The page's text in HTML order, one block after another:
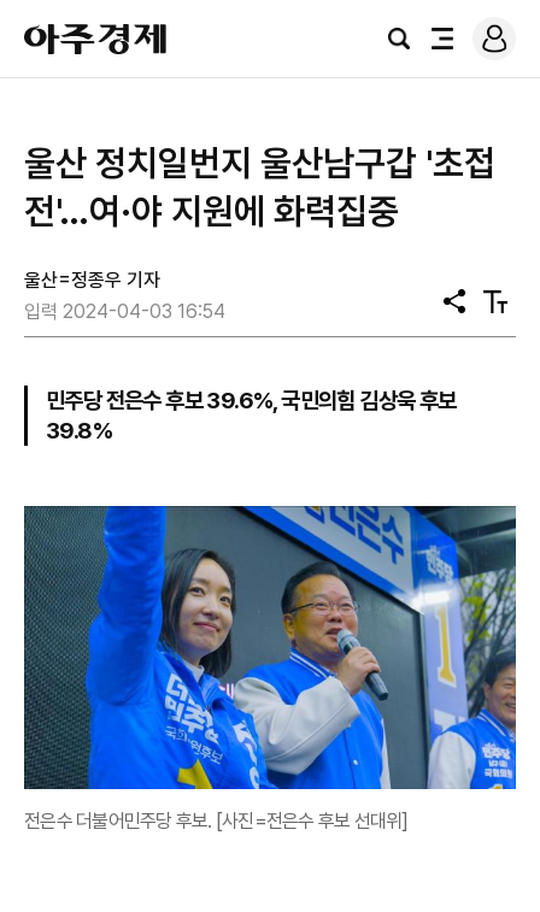
아
주
경
검
전
로
그
울산 정치일번지 울산남구갑 '초접
전'…여·야 지원에 화력집중
울산=정종우 기자
입력 2024-04-03 16:54
공
유
텍
스
민주당 전은수 후보 39.6%, 국민의힘 김상욱 후보
39.8%
전은수 더불어민주당 후보. [사진=전은수 후보 선대위]